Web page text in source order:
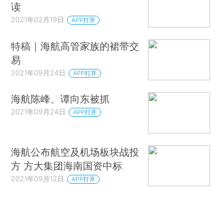
读
2021年02月19日 APP打开
特稿｜海航高管家族的裙带交
易
2021年09月24日 APP打开
海航陈峰、谭向东被抓
2021年09月24日 APP打开
海航公布航空及机场板块战投
方 方大集团海南国资中标
2021年09月12日 APP打开